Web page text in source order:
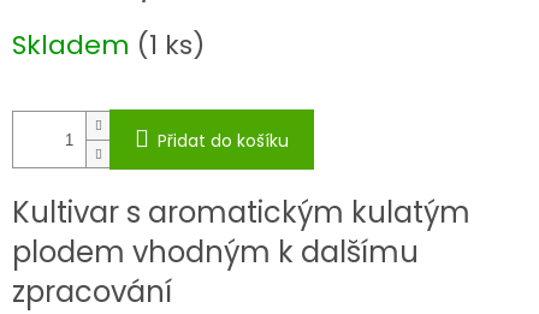
cena:
Skladem (1 ks)
Přidat do košíku
Kultivar s aromatickým kulatým
plodem vhodným k dalšímu
zpracování